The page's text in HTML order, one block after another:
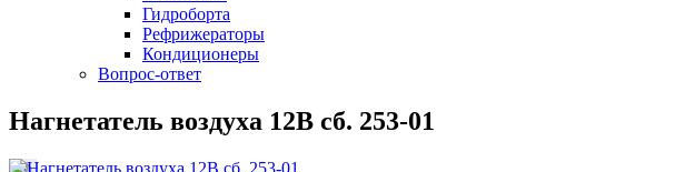
Гидроборта
Рефрижераторы
Кондиционеры
Вопрос-ответ
Нагнетатель воздуха 12В сб. 253-01